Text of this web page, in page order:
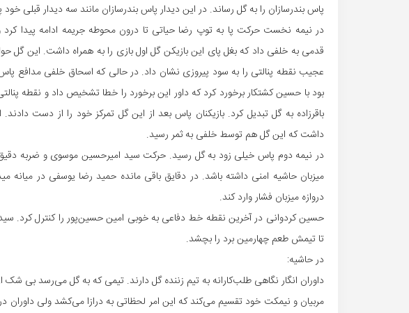
پاس بندرسازان را به گل رساند. در این دیدار پاس بندرسازان مانند سه دیدار قبلی
در نیمه نخست حرکت پا به توپ رضا حیاتی تا درون محوطه جریمه ادامه پیدا
قدمی به خلفی داد که بغل پای این بازیکن گل اول بازی را به همراه داشت. این
عجیب نقطه پنالتی را به سود پیروزی نشان داد. در حالی که اسحاق خلفی مدافع
بود با حسین کشتکار برخورد کرد که داور این برخورد را خطا تشخیص داد و نقطه
باقرزاده به گل تبدیل کرد. بازیکنان پاس بعد از این گل تمرکز خود را از دست
داشت که این گل هم توسط خلفی به ثمر رسید.
در نیمه دوم پاس خیلی زود به گل رسید. حرکت سید امیرحسین موسوی و ضربه
میزبان حاشیه امنی داشته باشد. در دقایق باقی مانده حمید رضا یوسفی در میانه
دروازه میزبان فشار وارد کند.
حسین کردوانی در آخرین نقطه خط دفاعی به خوبی امین حسین‌پور را کنترل کرد.
تا تیمش طعم چهارمین برد را بچشد.
در حاشیه:
داوران انگار نگاهی طلب‌کارانه به تیم زننده گل دارند. تیمی که به گل می‌رسد بی شک
مربیان و نیمکت خود تقسیم می‌کند که این امر لحظاتی به درازا می‌کشد ولی داوران در